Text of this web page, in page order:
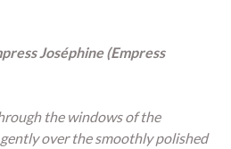
Joséphine (Empress
the windows of the
over the smoothly polished